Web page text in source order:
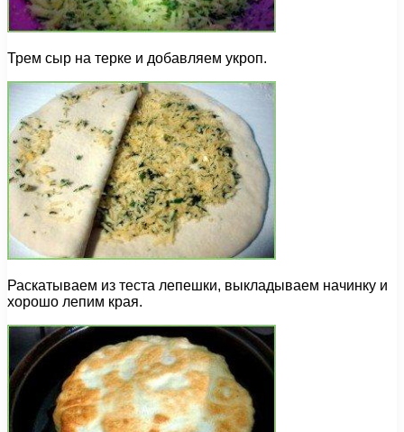
Трем сыр на терке и добавляем укроп.
Раскатываем из теста лепешки, выкладываем начинку и
хорошо лепим края.